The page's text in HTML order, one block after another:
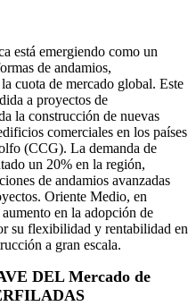
está emergiendo como un
de andamios,
cuota de mercado global. Este
a proyectos de
la construcción de nuevas
comerciales en los países
(CCG). La demanda de
un 20% en la región,
de andamios avanzadas
Oriente Medio, en
en la adopción de
su flexibilidad y rentabilidad en
a gran escala.
DEL Mercado de